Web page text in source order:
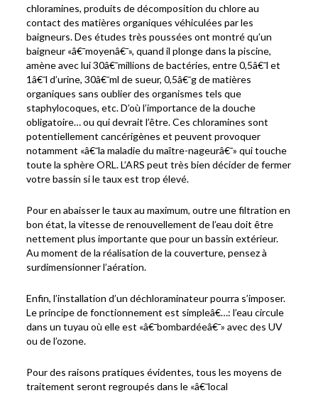
chloramines, produits de décomposition du chlore au
contact des matières organiques véhiculées par les
baigneurs. Des études très poussées ont montré qu’un
baigneur «â€¯moyenâ€¯», quand il plonge dans la piscine,
amène avec lui 30â€¯millions de bactéries, entre 0,5â€¯l et
1â€¯l d’urine, 30â€¯ml de sueur, 0,5â€¯g de matières
organiques sans oublier des organismes tels que
staphylocoques, etc. D’où l’importance de la douche
obligatoire… ou qui devrait l’être. Ces chloramines sont
potentiellement cancérigènes et peuvent provoquer
notamment «â€¯la maladie du maître-nageurâ€¯» qui touche
toute la sphère ORL. L’ARS peut très bien décider de fermer
votre bassin si le taux est trop élevé.
Pour en abaisser le taux au maximum, outre une filtration en
bon état, la vitesse de renouvellement de l’eau doit être
nettement plus importante que pour un bassin extérieur.
Au moment de la réalisation de la couverture, pensez à
surdimensionner l’aération.
Enfin, l’installation d’un déchloraminateur pourra s’imposer.
Le principe de fonctionnement est simpleâ€…: l’eau circule
dans un tuyau où elle est «â€¯bombardéeâ€¯» avec des UV
ou de l’ozone.
Pour des raisons pratiques évidentes, tous les moyens de
traitement seront regroupés dans le «â€¯local